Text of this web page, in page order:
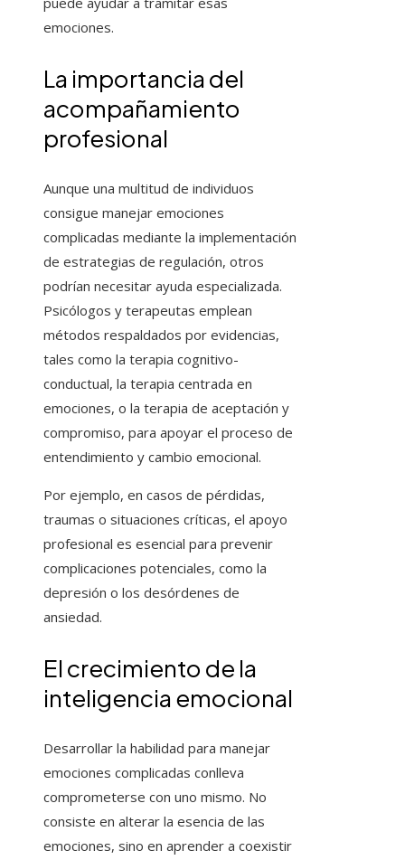
emociones.
La importancia del
acompañamiento
profesional
Aunque una multitud de individuos
consigue manejar emociones
complicadas mediante la implementación
de estrategias de regulación, otros
podrían necesitar ayuda especializada.
Psicólogos y terapeutas emplean
métodos respaldados por evidencias,
tales como la terapia cognitivo-
conductual, la terapia centrada en
emociones, o la terapia de aceptación y
compromiso, para apoyar el proceso de
entendimiento y cambio emocional.
Por ejemplo, en casos de pérdidas,
traumas o situaciones críticas, el apoyo
profesional es esencial para prevenir
complicaciones potenciales, como la
depresión o los desórdenes de
ansiedad.
El crecimiento de la
inteligencia emocional
Desarrollar la habilidad para manejar
emociones complicadas conlleva
comprometerse con uno mismo. No
consiste en alterar la esencia de las
emociones, sino en aprender a coexistir